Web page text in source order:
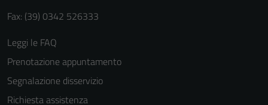
Fax: (39) 0342 526333
Leggi le FAQ
Prenotazione appuntamento
Segnalazione disservizio
Richiesta assistenza